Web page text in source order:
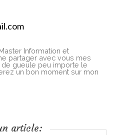
Information et
partager avec vous mes
gueule peu importe le
un bon moment sur mon
article: